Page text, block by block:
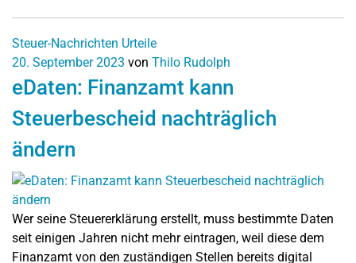
Steuer-Nachrichten Urteile
20. September 2023 von Thilo Rudolph
eDaten: Finanzamt kann
Steuerbescheid nachträglich
ändern
Wer seine Steuererklärung erstellt, muss bestimmte Daten
seit einigen Jahren nicht mehr eintragen, weil diese dem
Finanzamt von den zuständigen Stellen bereits digital